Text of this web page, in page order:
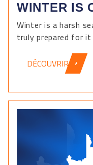
WINTER IS
Winter is a harsh
truly prepared for it
DÉCOUVRIR